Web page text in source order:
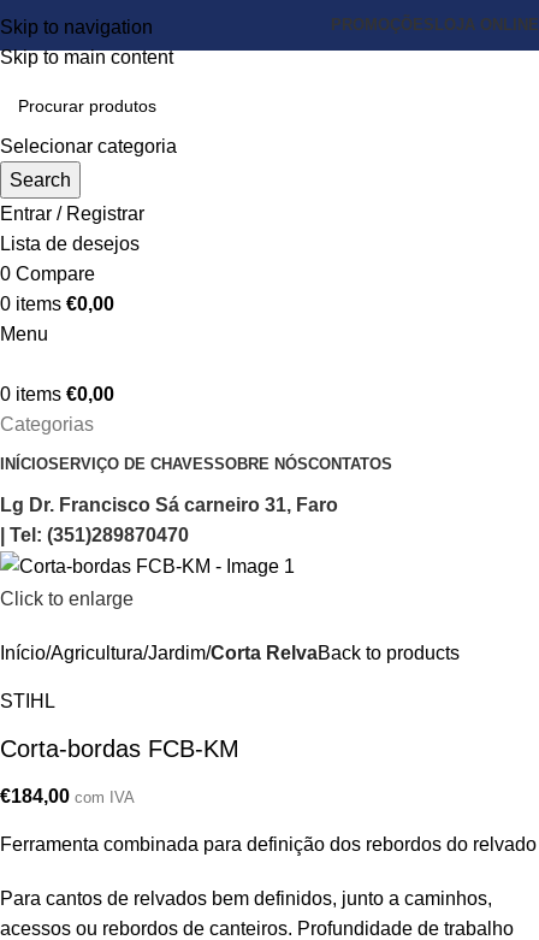
Skip to navigation
Skip to main content
PROMOÇÕES LOJA ONLINE
Selecionar categoria
Search
Entrar / Registrar
Lista de desejos
0 Compare
0 items €0,00
Menu
0 items €0,00
Categorias
INÍCIOSERVIÇO DE CHAVESSOBRE NÓSCONTATOS
Lg Dr. Francisco Sá carneiro 31, Faro
| Tel: (351)289870470
Click to enlarge
Início Agricultura/Jardim Corta RelvaBack to products
STIHL
Corta-bordas FCB-KM
€184,00 com IVA
Ferramenta combinada para definição dos rebordos do relvado
Para cantos de relvados bem definidos, junto a caminhos,
acessos ou rebordos de canteiros. Profundidade de trabalho